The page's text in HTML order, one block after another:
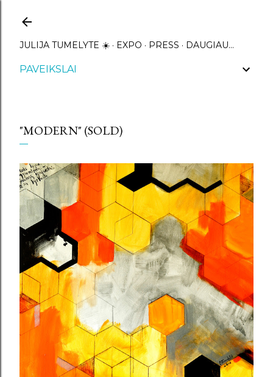
JULIJA TUMELYTE ☀️ EXPO PRESS DAUGIAU…
PAVEIKSLAI
"MODERN" (SOLD)